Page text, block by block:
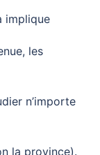
implique
les
n’importe
la province).